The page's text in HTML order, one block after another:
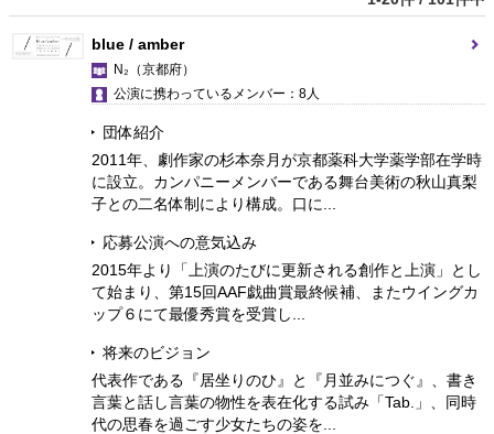
blue / amber
N₂ （京都府）
公演に携わっているメンバー：8人
団体紹介
2011年、劇作家の杉本奈月が京都薬科大学薬学部在学時
に設立。カンパニーメンバーである舞台美術の秋山真梨
子との二名体制により構成。口に...
応募公演への意気込み
2015年より「上演のたびに更新される創作と上演」とし
て始まり、第15回AAF戯曲賞最終候補、またウイングカ
ップ６にて最優秀賞を受賞し...
将来のビジョン
代表作である『居坐りのひ』と『月並みにつぐ』、書き
言葉と話し言葉の物性を表在化する試み「Tab.」、同時
代の思春を過ごす少女たちの姿を...